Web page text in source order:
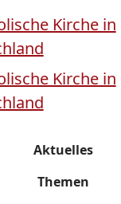
Aktuelles
Themen